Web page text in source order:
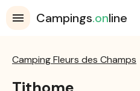
Campings.online
Camping Fleurs des Champs